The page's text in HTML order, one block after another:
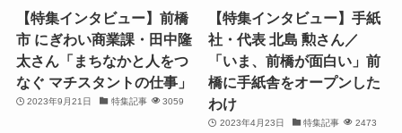
【特集インタビュー】前橋
市 にぎわい商業課・田中隆
太さん「まちなかと人をつ
なぐ マチスタントの仕事」
2023年9月21日 特集記事 3059
【特集インタビュー】手紙
社・代表 北島 勲さん／
「いま、前橋が面白い」前
橋に手紙舎をオープンした
わけ
2023年4月23日 特集記事 2473